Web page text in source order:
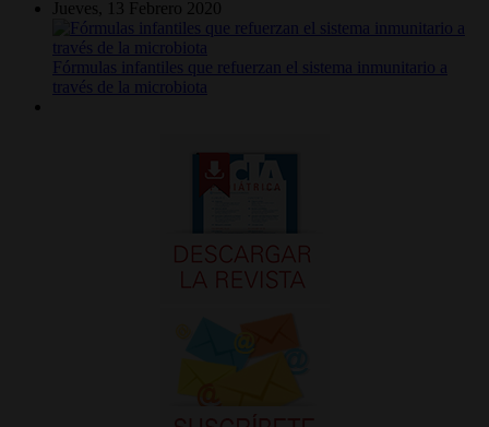
Jueves, 13 Febrero 2020
Fórmulas infantiles que refuerzan el sistema inmunitario a
través de la microbiota